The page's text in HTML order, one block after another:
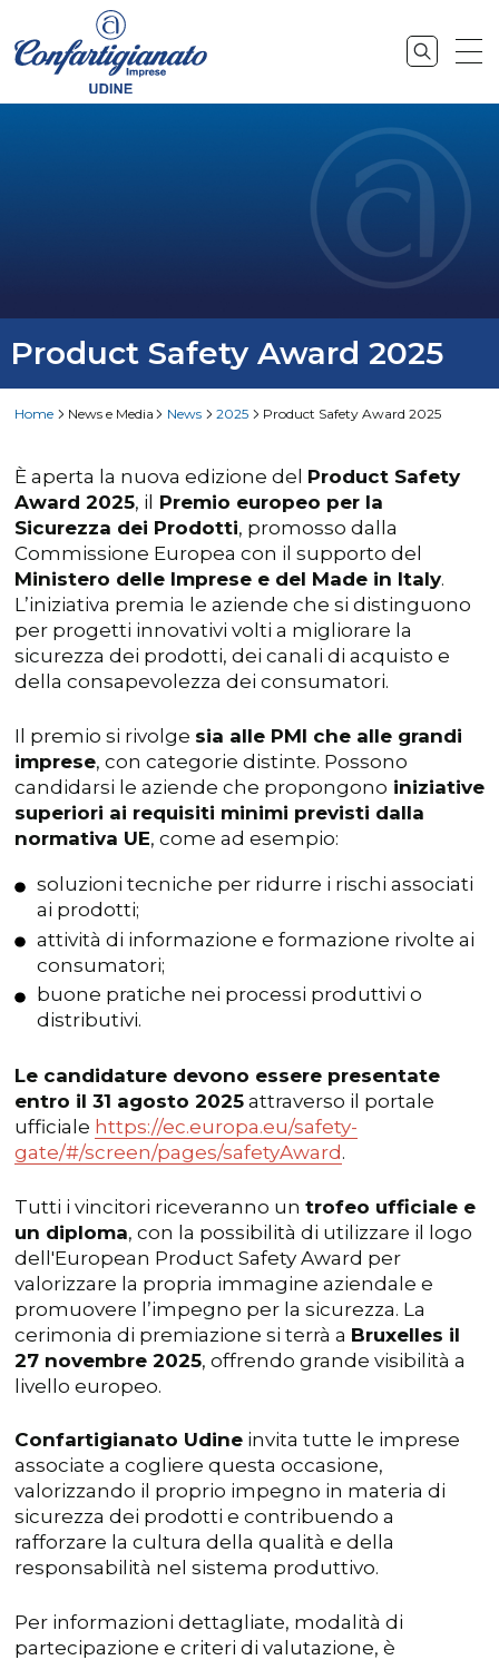
Product Safety Award 2025
Home News e Media News 2025 Product Safety Award 2025
È aperta la nuova edizione del Product Safety
Award 2025, il Premio europeo per la
Sicurezza dei Prodotti, promosso dalla
Commissione Europea con il supporto del
Ministero delle Imprese e del Made in Italy.
L’iniziativa premia le aziende che si distinguono
per progetti innovativi volti a migliorare la
sicurezza dei prodotti, dei canali di acquisto e
della consapevolezza dei consumatori.
Il premio si rivolge sia alle PMI che alle grandi
imprese, con categorie distinte. Possono
candidarsi le aziende che propongono iniziative
superiori ai requisiti minimi previsti dalla
normativa UE, come ad esempio:
soluzioni tecniche per ridurre i rischi associati
ai prodotti;
attività di informazione e formazione rivolte ai
consumatori;
buone pratiche nei processi produttivi o
distributivi.
Le candidature devono essere presentate
entro il 31 agosto 2025attraverso il portale
ufficiale https://ec.europa.eu/safety-
gate/#/screen/pages/safetyAward .
Tutti i vincitori riceveranno un trofeo ufficiale e
un diploma, con la possibilità di utilizzare il logo
dell'European Product Safety Award per
valorizzare la propria immagine aziendale e
promuovere l’impegno per la sicurezza. La
cerimonia di premiazione si terrà a Bruxelles il
27 novembre 2025, offrendo grande visibilità a
livello europeo.
Confartigianato Udineinvita tutte le imprese
associate a cogliere questa occasione,
valorizzando il proprio impegno in materia di
sicurezza dei prodotti e contribuendo a
rafforzare la cultura della qualità e della
responsabilità nel sistema produttivo.
Per informazioni dettagliate, modalità di
partecipazione e criteri di valutazione, è